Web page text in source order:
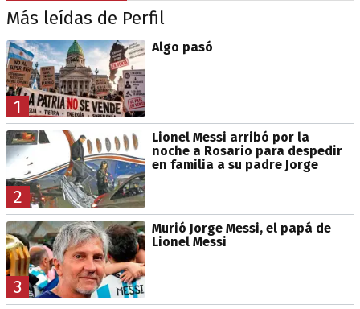
Más leídas de Perfil
1
Algo pasó
2
Lionel Messi arribó por la
noche a Rosario para despedir
en familia a su padre Jorge
3
Murió Jorge Messi, el papá de
Lionel Messi